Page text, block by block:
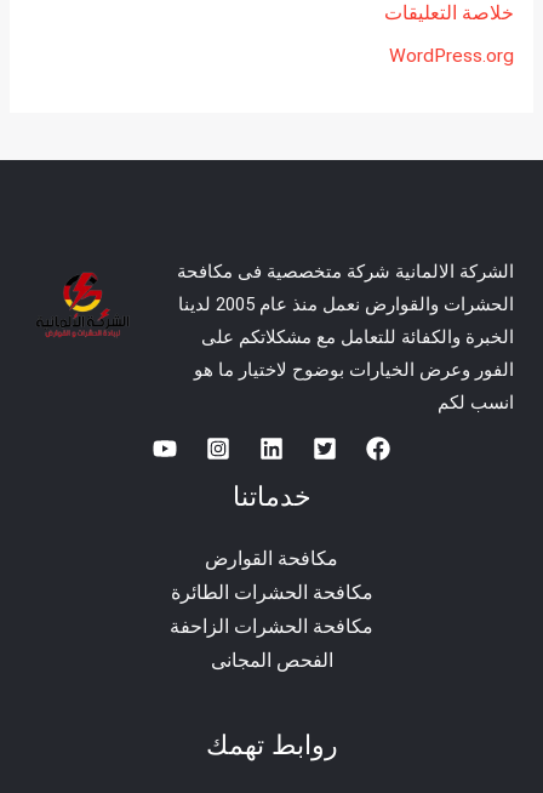
خلاصة التعليقات
WordPress.org
الشركة الالمانية شركة متخصصية فى مكافحة
الحشرات والقوارض نعمل منذ عام 2005 لدينا
الخبرة والكفائة للتعامل مع مشكلاتكم على
الفور وعرض الخيارات بوضوح لاختيار ما هو
انسب لكم
خدماتنا
مكافحة القوارض
مكافحة الحشرات الطائرة
مكافحة الحشرات الزاحفة
الفحص المجانى
روابط تهمك